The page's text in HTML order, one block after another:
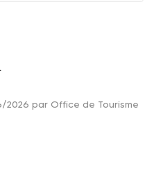
par Office de Tourisme